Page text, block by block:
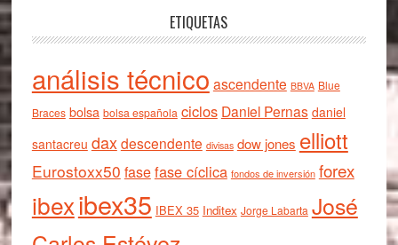
ETIQUETAS
análisis técnico ascendente BBVA Blue
Braces bolsa bolsa española ciclos Daniel Pernas daniel
santacreu daxdescendente divisas dow jones elliott
Eurostoxx50 fasefase cíclica fondos de inversión forex
ibexibex35 IBEX 35 Inditex Jorge Labarta José